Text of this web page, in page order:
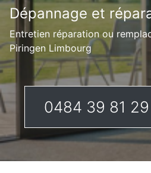
Dépannage et
Entretien réparation ou
Piringen Limbourg
0484 39 81 29